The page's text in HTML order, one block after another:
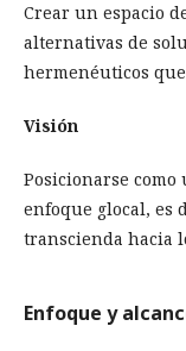
Crear un espacio
alternativas de
hermenéuticos
Visión
Posicionarse
enfoque glocal, es
transcienda hacia
Enfoque y